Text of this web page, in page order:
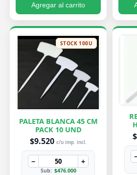
Agregar al carrito
STOCK 100U
PALETA BLANCA 45 CM
PACK 10 UND
$9.520 c/u imp. incl.
− +
Sub: $476.000